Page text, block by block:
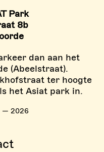
Park
8b
dan aan het
(Abeelstraat).
ter hoogte
het Asiat park in.
— 2026